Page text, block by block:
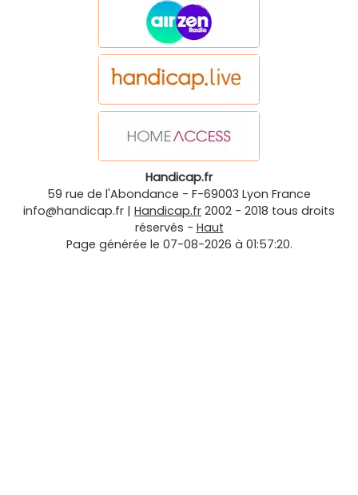
Handicap.fr
59 rue de l'Abondance - F-69003 Lyon France
info@handicap.fr | Handicap.fr 2002 - 2018 tous droits
réservés - Haut
Page générée le 07-08-2026 à 01:57:20.